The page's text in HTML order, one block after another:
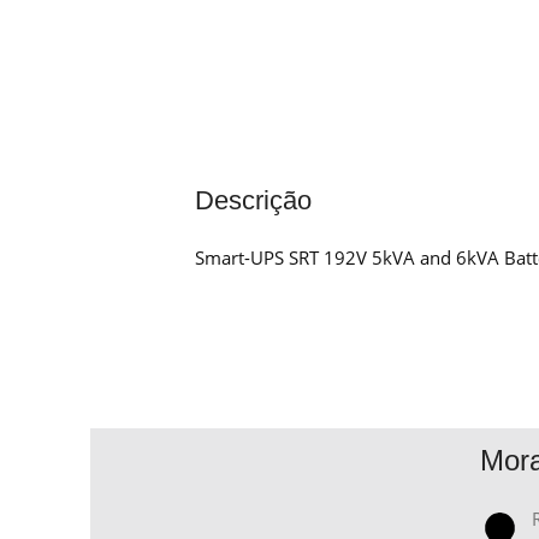
Descrição
Smart-UPS SRT 192V 5kVA and 6kVA